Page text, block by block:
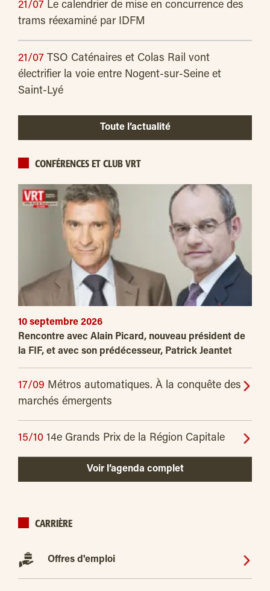
21/07 Le calendrier de mise en concurrence des
trams réexaminé par IDFM
21/07 TSO Caténaires et Colas Rail vont
électrifier la voie entre Nogent-sur-Seine et
Saint-Lyé
Toute l’actualité
CONFÉRENCES ET CLUB VRT
10 septembre 2026
Rencontre avec Alain Picard, nouveau président de
la FIF, et avec son prédécesseur, Patrick Jeantet
17/09 Métros automatiques. À la conquête des
marchés émergents
15/10 14e Grands Prix de la Région Capitale
Voir l’agenda complet
CARRIÈRE
Offres d'emploi